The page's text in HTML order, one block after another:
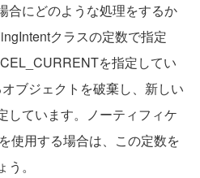
合にどのような処理をするか
クラスの定数で指定
を指定してい
ブジェクトを破棄し、新しい
しています。ノーティフィケ
使用する場合は、この定数を
。